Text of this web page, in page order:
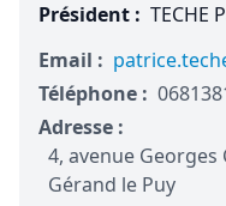
Président : TECHE
Email :
Téléphone :
Adresse :
4, avenue Georges
Gérand le Puy